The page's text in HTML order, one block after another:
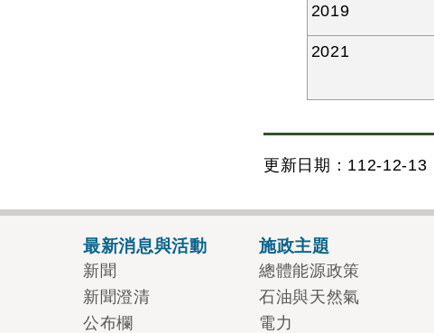
2019
2021
更新日期：112-12-13
最新消息與活動
新聞
新聞澄清
公布欄
施政主題
總體能源政策
石油與天然氣
電力